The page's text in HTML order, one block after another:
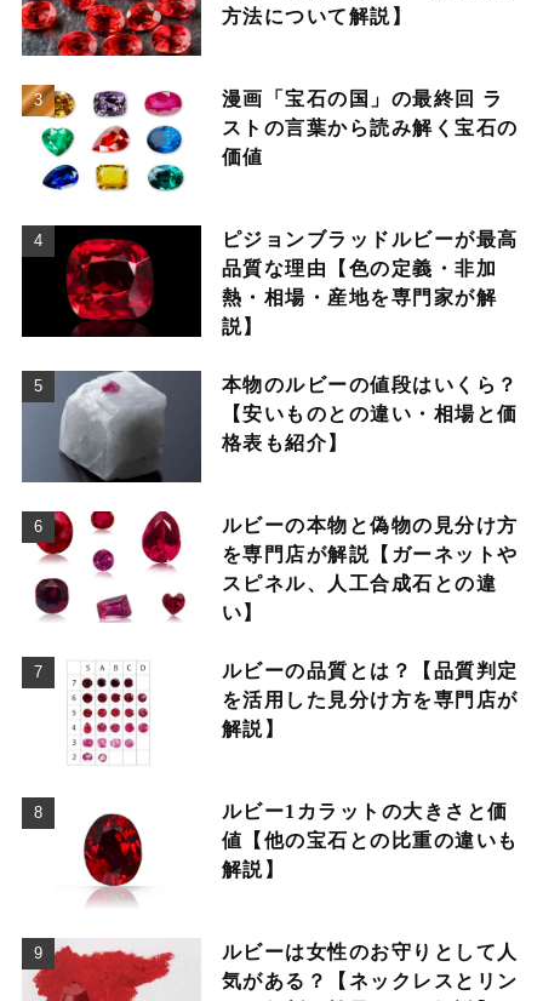
方法について解説】
漫画「宝石の国」の最終回 ラ
ストの言葉から読み解く宝石の
価値
ピジョンブラッドルビーが最高
品質な理由【色の定義・非加
熱・相場・産地を専門家が解
説】
本物のルビーの値段はいくら？
【安いものとの違い・相場と価
格表も紹介】
ルビーの本物と偽物の見分け方
を専門店が解説【ガーネットや
スピネル、人工合成石との違
い】
ルビーの品質とは？【品質判定
を活用した見分け方を専門店が
解説】
ルビー1カラットの大きさと価
値【他の宝石との比重の違いも
解説】
ルビーは女性のお守りとして人
気がある？【ネックレスとリン